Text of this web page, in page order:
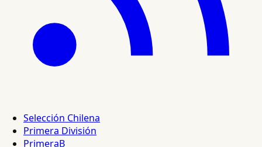
Selección Chilena
Primera División
PrimeraB